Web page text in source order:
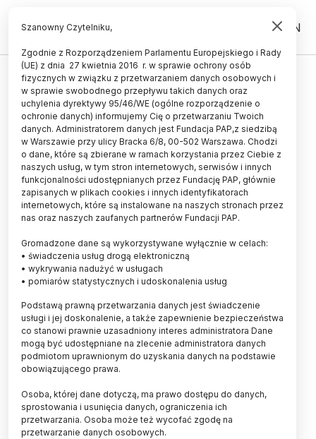
PL EN
CBOS: Polacy zadowoleni ze
swojego stanu zdrowia
18.08.2012
aktualizacja: 18.08.2012
4 minuty czytania
Foto: Fotolia
Większość Polaków zadowolona jest ze swojego
stanu zdrowia i uważa się za osoby dbające o
siebie, jednak niewielu podejmuje konkretne
działania prozdrowotne, jak np. uprawianie sportu
sondażu CBOS.
Blisko trzy piąte Polaków (57 proc.) określa stan
swojego zdrowia jako dobry, w tym 16 proc. - jako
ankietowanych, a prawie jedna trzecia (30 proc.)
ocenia swoje zdrowie jako takie sobie.
Szanowny Czytelniku,
Zgodnie z Rozporządzeniem Parlamentu Europejskiego i Rady
(UE) z dnia 27 kwietnia 2016 r. w sprawie ochrony osób
fizycznych w związku z przetwarzaniem danych osobowych i
w sprawie swobodnego przepływu takich danych oraz
uchylenia dyrektywy 95/46/WE (ogólne rozporządzenie o
ochronie danych) informujemy Cię o przetwarzaniu Twoich
danych. Administratorem danych jest Fundacja PAP,z siedzibą
w Warszawie przy ulicy Bracka 6/8, 00-502 Warszawa. Chodzi
o dane, które są zbierane w ramach korzystania przez Ciebie z
naszych usług, w tym stron internetowych, serwisów i innych
funkcjonalności udostępnianych przez Fundację PAP, głównie
zapisanych w plikach cookies i innych identyfikatorach
internetowych, które są instalowane na naszych stronach przez
nas oraz naszych zaufanych partnerów Fundacji PAP.
Gromadzone dane są wykorzystywane wyłącznie w celach:
• świadczenia usług drogą elektroniczną
• wykrywania nadużyć w usługach
• pomiarów statystycznych i udoskonalenia usług
Podstawą prawną przetwarzania danych jest świadczenie
usługi i jej doskonalenie, a także zapewnienie bezpieczeństwa
co stanowi prawnie uzasadniony interes administratora Dane
mogą być udostępniane na zlecenie administratora danych
podmiotom uprawnionym do uzyskania danych na podstawie
obowiązującego prawa.
Osoba, której dane dotyczą, ma prawo dostępu do danych,
sprostowania i usunięcia danych, ograniczenia ich
przetwarzania. Osoba może też wycofać zgodę na
przetwarzanie danych osobowych.